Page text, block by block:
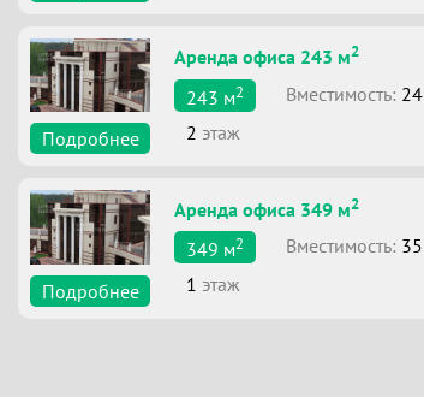
Подробнее
Аренда офиса 243 м2
243 м2 Вместимоcть: 24
2 этаж
Подробнее
Аренда офиса 349 м2
349 м2 Вместимоcть: 35
1 этаж